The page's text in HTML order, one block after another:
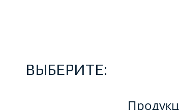
ВЫБЕРИТЕ: